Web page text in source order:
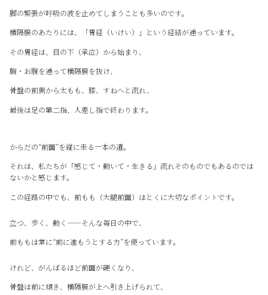
脚の緊張が呼吸の波を止めてしまうことも多いのです。
横隔膜のあたりには、「胃経（いけい）」という経絡が通っています。
その胃経は、目の下（承泣）から始まり、
胸・お腹を通って横隔膜を抜け、
骨盤の前側から太もも、膝、すねへと流れ、
最後は足の第二指、人差し指で終わります。
からだの“前面”を縦に走る一本の道。
それは、私たちが「感じて・動いて・生きる」流れそのものでもあるのでは
ないかと感じます。
この経路の中でも、前もも（大腿前面）はとくに大切なポイントです。
立つ、歩く、動く——そんな毎日の中で、
前ももは常に“前に進もうとする力”を使っています。
けれど、がんばるほど前面が硬くなり、
骨盤は前に傾き、横隔膜が上へ引き上げられて、